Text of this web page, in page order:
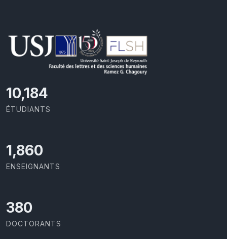
10,801
ÉTUDIANTS
1,973
ENSEIGNANTS
403
DOCTORANTS